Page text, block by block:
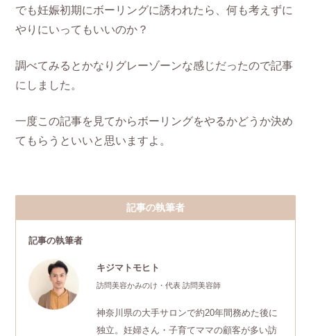
でも妊娠初期にボーリングに誘われたら、何も考えずに
やりにいってもいいのか？
調べてみるとかなりグレーゾーンな感じだったので記事
にしました。
一度この記事を見てからボーリングをやるかどうか決め
てもらうといいと思いますよ。
記事の執筆者
記事の執筆者
キジマトモヒト
訪問美容かみのけ・代表 訪問美容師
神奈川県の大手サロンで約20年間務めた後に
独立。妊婦さん・子育てママの顧客が多い訪